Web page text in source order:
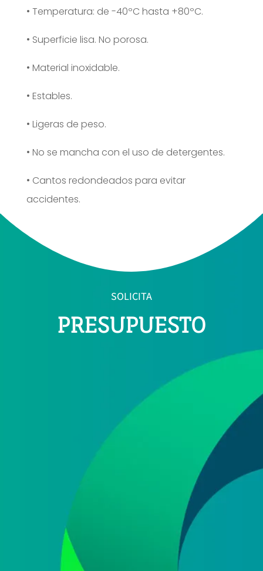
• Temperatura: de -40ºC hasta +80ºC.
• Superficie lisa. No porosa.
• Material inoxidable.
• Estables.
• Ligeras de peso.
• No se mancha con el uso de detergentes.
• Cantos redondeados para evitar
accidentes.
SOLICITA
PRESUPUESTO